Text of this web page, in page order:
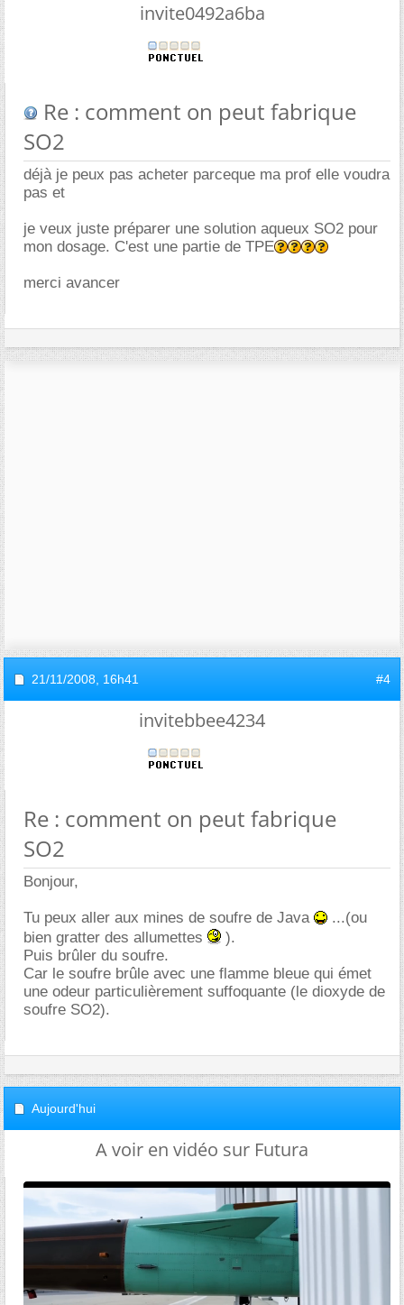
invite0492a6ba
Re : comment on peut fabrique
SO2
déjà je peux pas acheter parceque ma prof elle voudra
pas et
je veux juste préparer une solution aqueux SO2 pour
mon dosage. C'est une partie de TPE
merci avancer
21/11/2008, 16h41 #4
invitebbee4234
Re : comment on peut fabrique
SO2
Bonjour,
Tu peux aller aux mines de soufre de Java
...(ou
bien gratter des allumettes
).
Puis brûler du soufre.
Car le soufre brûle avec une flamme bleue qui émet
une odeur particulièrement suffoquante (le dioxyde de
soufre SO2).
Aujourd'hui
A voir en vidéo sur Futura